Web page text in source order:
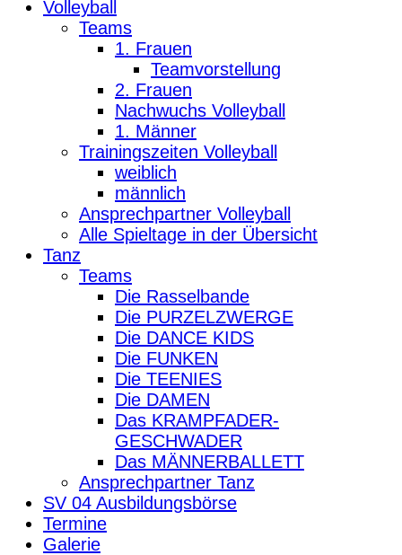
Volleyball
Teams
1. Frauen
Teamvorstellung
2. Frauen
Nachwuchs Volleyball
1. Männer
Trainingszeiten Volleyball
weiblich
männlich
Ansprechpartner Volleyball
Alle Spieltage in der Übersicht
Tanz
Teams
Die Rasselbande
Die PURZELZWERGE
Die DANCE KIDS
Die FUNKEN
Die TEENIES
Die DAMEN
Das KRAMPFADER-
GESCHWADER
Das MÄNNERBALLETT
Ansprechpartner Tanz
SV 04 Ausbildungsbörse
Termine
Galerie